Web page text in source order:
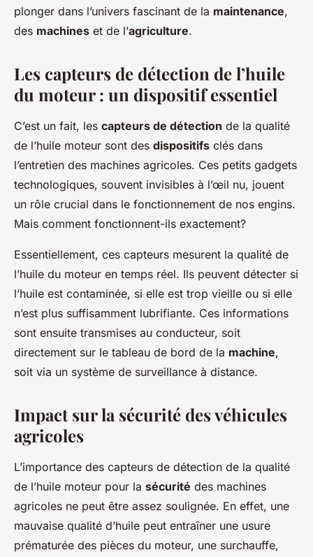
plonger dans l’univers fascinant de la maintenance,
des machines et de l’agriculture.
Les capteurs de détection de l’huile
du moteur : un dispositif essentiel
C’est un fait, les capteurs de détection de la qualité
de l’huile moteur sont des dispositifs clés dans
l’entretien des machines agricoles. Ces petits gadgets
technologiques, souvent invisibles à l’œil nu, jouent
un rôle crucial dans le fonctionnement de nos engins.
Mais comment fonctionnent-ils exactement?
Essentiellement, ces capteurs mesurent la qualité de
l’huile du moteur en temps réel. Ils peuvent détecter si
l’huile est contaminée, si elle est trop vieille ou si elle
n’est plus suffisamment lubrifiante. Ces informations
sont ensuite transmises au conducteur, soit
directement sur le tableau de bord de la machine,
soit via un système de surveillance à distance.
Impact sur la sécurité des véhicules
agricoles
L’importance des capteurs de détection de la qualité
de l’huile moteur pour la sécurité des machines
agricoles ne peut être assez soulignée. En effet, une
mauvaise qualité d’huile peut entraîner une usure
prématurée des pièces du moteur, une surchauffe,